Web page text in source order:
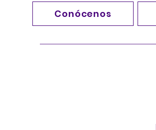
Conócenos